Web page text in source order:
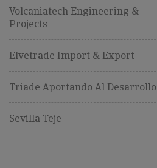
Volcaniatech Engineering &
Projects
Elvetrade Import & Export
Triade Aportando Al Desarrollo
Sevilla Teje